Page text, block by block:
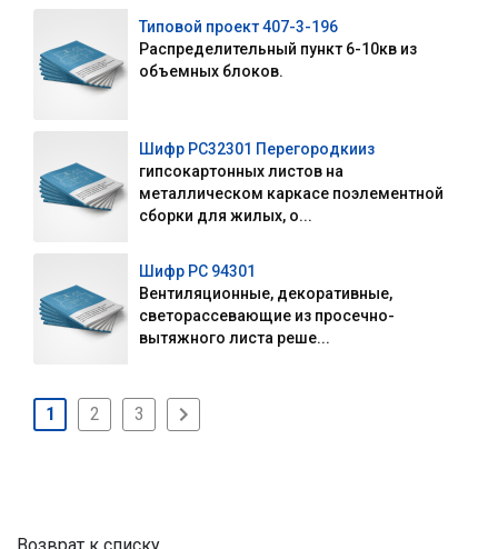
Типовой проект 407-3-196
Распределительный пункт 6-10кв из
объемных блоков.
Шифр РС32301 Перегородкииз
гипсокартонных листов на
металлическом каркасе поэлементной
сборки для жилых, о...
Шифр РС 94301
Вентиляционные, декоративные,
светорассевающие из просечно-
вытяжного листа реше...
1 2 3